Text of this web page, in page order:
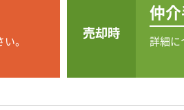
。
売却時
仲
詳細に